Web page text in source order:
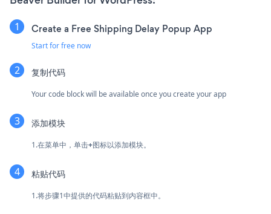
Create a Free Shipping Delay Popup App
Start for free now
复制代码
Your code block will be available once you create your app
添加模块
1.在菜单中，单击+图标以添加模块。
粘贴代码
1.将步骤1中提供的代码粘贴到内容框中。